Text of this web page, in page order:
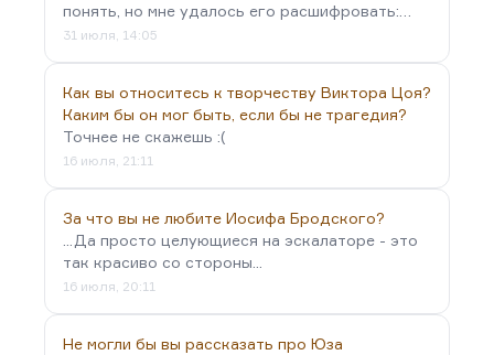
понять, но мне удалось его расшифровать:…
31 июля, 14:05
Как вы относитесь к творчеству Виктора Цоя?
Каким бы он мог быть, если бы не трагедия?
Точнее не скажешь :(
16 июля, 21:11
За что вы не любите Иосифа Бродского?
...Да просто целующиеся на эскалаторе - это
так красиво со стороны...
16 июля, 20:11
Не могли бы вы рассказать про Юза